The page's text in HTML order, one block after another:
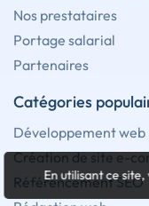
Nos prestataires
Portage salarial
Partenaires
Catégories
Développement web
Création de site e-
Référencement SEO
En utilisant ce